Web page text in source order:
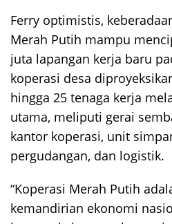
Ferry optimistis,
Merah Putih mampu
juta lapangan kerja baru
koperasi desa
hingga 25 tenaga kerja
utama, meliputi gerai
kantor koperasi, unit
pergudangan, dan logistik.
“Koperasi Merah Putih
kemandirian ekonomi